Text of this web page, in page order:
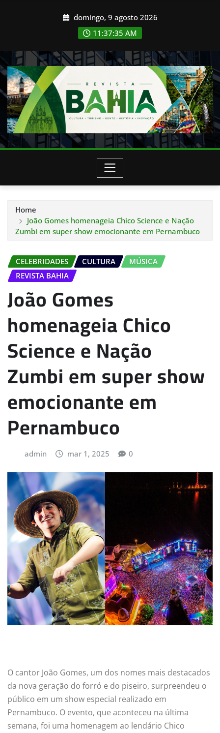
domingo, 9 agosto 2026
11:37:38 AM
Home
João Gomes homenageia Chico Science e Nação
Zumbi em super show emocionante em Pernambuco
CELEBRIDADES CULTURA
MÚSICA
REVISTA BAHIA
João Gomes
homenageia Chico
Science e Nação
Zumbi em super show
emocionante em
Pernambuco
admin mar 1, 2025 0
O cantor João Gomes, um dos nomes mais destacados
da nova geração do forró e do piseiro, surpreendeu o
público em um show especial realizado em
Pernambuco. O evento, que aconteceu na última
semana, foi uma homenagem ao lendário Chico